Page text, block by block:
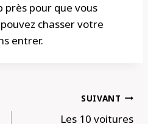
près pour que vous
chasser votre
entrer.
SUIVANT
Les 10 voitures